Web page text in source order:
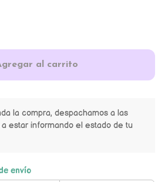
al carrito
la compra, despachamos a las
estar informando el estado de tu
envío